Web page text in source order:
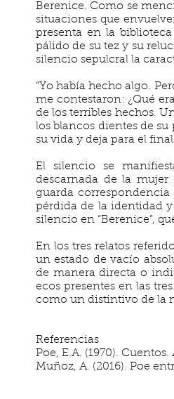
Berenice. Como se
situaciones que
presenta en la
pálido de su tez y su
silencio sepulcral la
“Yo había hecho algo.
me contestaron: ¿Qué
de los terribles hechos.
los blancos dientes de
su vida y deja para el
El silencio se
descarnada de la
guarda
pérdida de la identidad
silencio en “Berenice”,
En los tres relatos
un estado de vacío
de manera directa o
ecos presentes en las
como un distintivo de la
Referencias
Poe, E.A. (1970).
Muñoz, A. (2016). Poe